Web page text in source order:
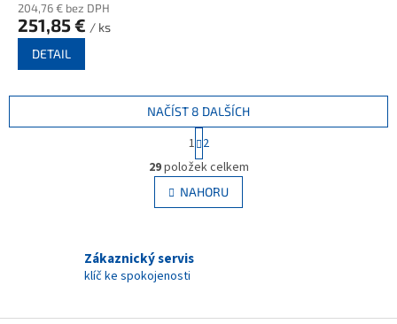
204,76 € bez DPH
251,85 € / ks
DETAIL
O
v
l
á
NAČÍST 8 DALŠÍCH
t
r
á
n
k
1 2
29položek celkem
NAHORU
Zákaznický servis
klíč ke spokojenosti